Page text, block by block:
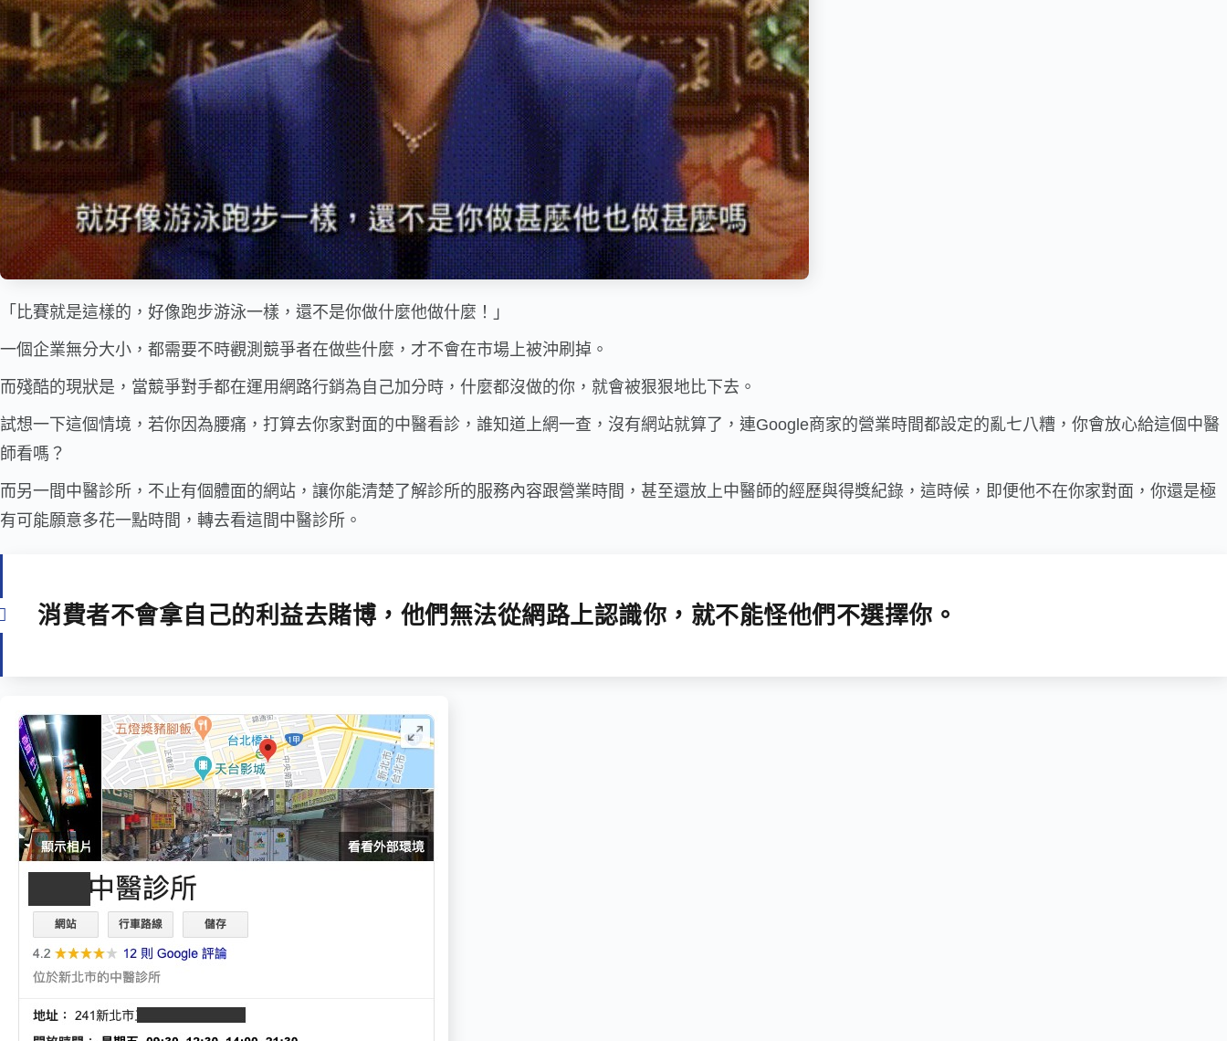
「比賽就是這樣的，好像跑步游泳一樣，還不是你做什麼他做什麼！」
一個企業無分大小，都需要不時觀測競爭者在做些什麼，才不會在市場上被沖刷掉。
而殘酷的現狀是，當競爭對手都在運用網路行銷為自己加分時，什麼都沒做的你，就會被狠狠地比下去。
試想一下這個情境，若你因為腰痛，打算去你家對面的中醫看診，誰知道上網一查，沒有網站就算了，連Google商家的營業時間都設定的亂七八糟，你會放心給這個中醫
師看嗎？
而另一間中醫診所，不止有個體面的網站，讓你能清楚了解診所的服務內容跟營業時間，甚至還放上中醫師的經歷與得獎紀錄，這時候，即便他不在你家對面，你還是極
有可能願意多花一點時間，轉去看這間中醫診所。
消費者不會拿自己的利益去賭博，他們無法從網路上認識你，就不能怪他們不選擇你。